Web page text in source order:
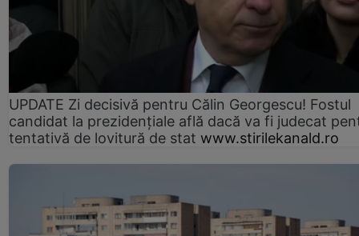
UPDATE Zi decisivă pentru Călin Georgescu! Fostul
candidat la prezidențiale află dacă va fi judecat
tentativă de lovitură de stat www.stirilekanald.ro